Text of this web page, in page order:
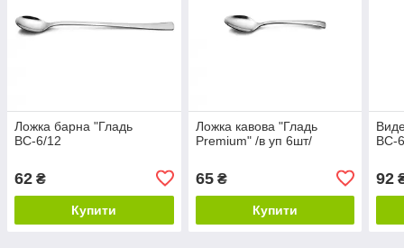
Ложка барна "Гладь
ВС-6/12
62 ₴
Купити
Ложка кавова "Гладь
Premium" /в уп 6шт/
65₴
Купити
ВС-
92